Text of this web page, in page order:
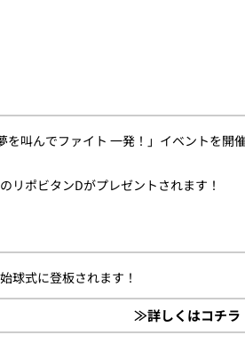
叫んでファイト 一発！」イベントを開
リポビタンDがプレゼントされます！
球式に登板されます！
≫詳しくはコチラ